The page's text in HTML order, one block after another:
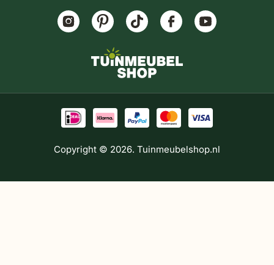
Copyright © 2026. Tuinmeubelshop.nl